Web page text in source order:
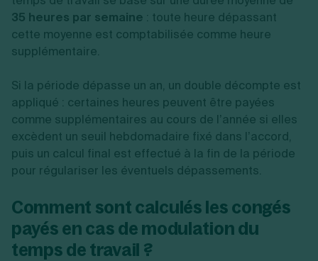
35 heures par semaine : toute heure dépassant
cette moyenne est comptabilisée comme heure
supplémentaire.
Si la période dépasse un an, un double décompte est
appliqué : certaines heures peuvent être payées
comme supplémentaires au cours de l’année si elles
excèdent un seuil hebdomadaire fixé dans l’accord,
puis un calcul final est effectué à la fin de la période
pour régulariser les éventuels dépassements.
Comment sont calculés les congés
payés en cas de modulation du
temps de travail ?